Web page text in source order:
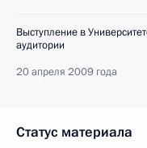
Выступление в
аудитории
20 апреля 2009 года
Статус материала